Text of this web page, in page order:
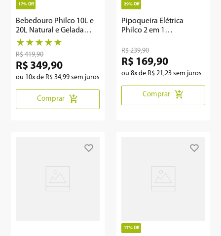
17% Off
Bebedouro Philco 10L e
20L Natural e Gelada
Bivolt PBE14
★ ★ ★ ★ ★
R$ 419,90
R$ 349,90
ou 10x de R$ 34,99 sem juros
Comprar
29% Off
Pipoqueira Elétrica
Philco 2 em 1
PPIE03A
R$ 239,90
R$ 169,90
ou 8x de R$ 21 ,23 sem juros
Comprar
17% Off